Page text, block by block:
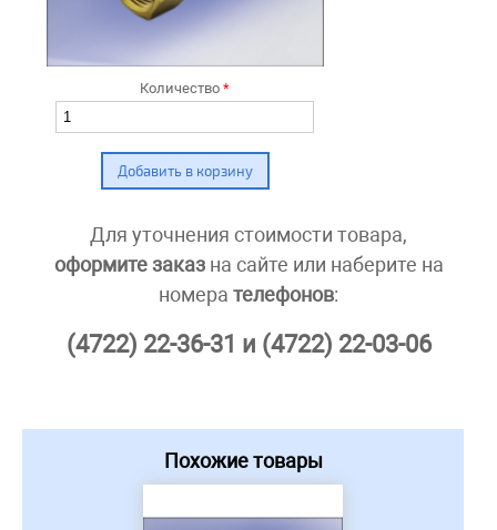
Количество *
Для уточнения стоимости товара,
оформите заказна сайте или наберите на
номера телефонов:
(4722) 22-36-31 и (4722) 22-03-06
Похожие товары